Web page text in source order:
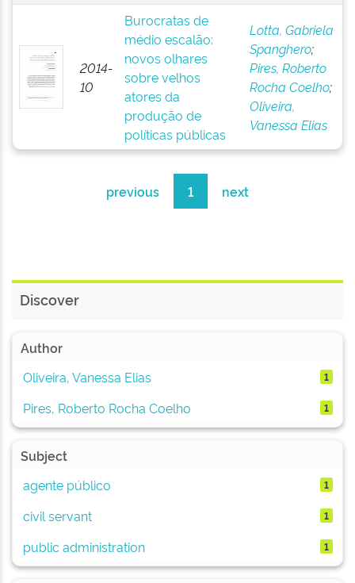
2014-
10
Burocratas de
médio escalão:
novos olhares
sobre velhos
atores da
produção de
políticas públicas
Lotta, Gabriela
Spanghero;
Pires, Roberto
Rocha Coelho;
Oliveira,
Vanessa Elias
previous 1 next
Discover
Author
Oliveira, Vanessa Elias
1
Pires, Roberto Rocha Coelho 1
Subject
agente público
1
civil servant 1
public administration 1